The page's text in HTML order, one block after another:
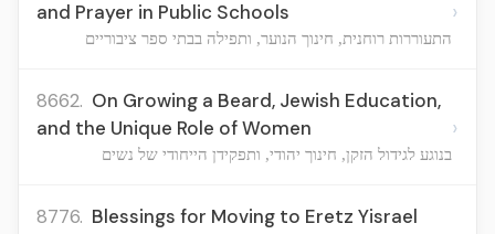
and Prayer in Public Schools
התעוררות רוחנית, חינוך הנוער, ותפילה בבתי ספר ציבוריים
›
8662. On Growing a Beard, Jewish Education,
and the Unique Role of Women
בנוגע לגידול הזקן, חינוך יהודי, ותפקידן הייחודי של נשים
›
8776. Blessings for Moving to Eretz Yisrael